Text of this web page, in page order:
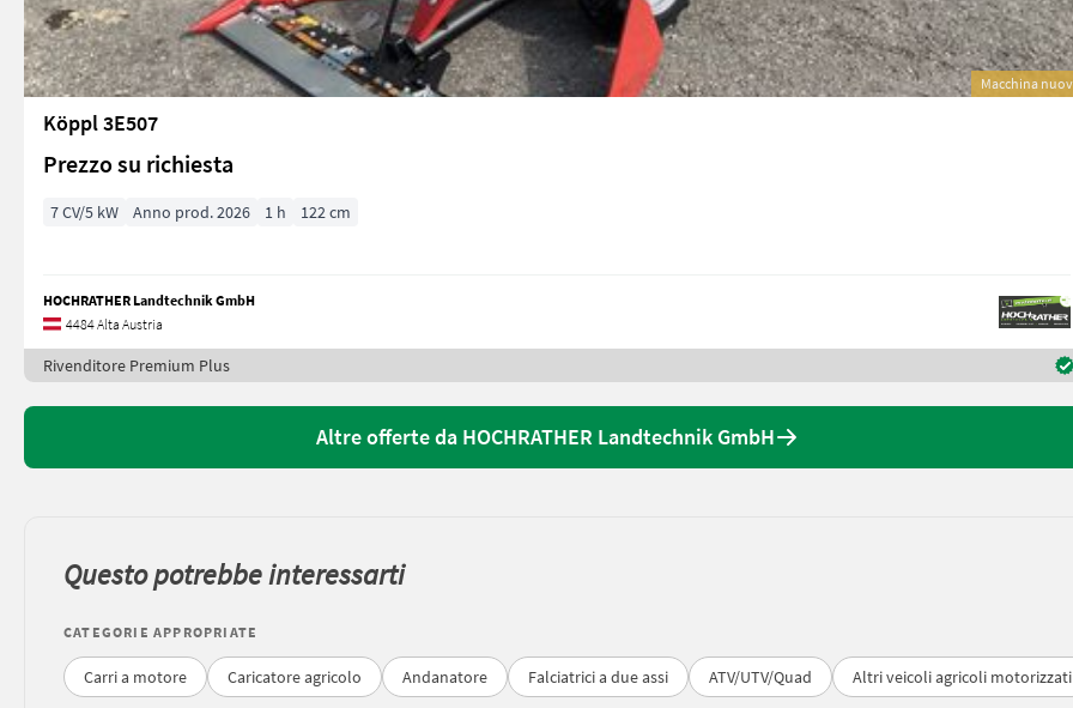
Macchina
Köppl 3E507
Prezzo su richiesta
7 CV/5 kW Anno prod. 2026 1 h 122 cm
HOCHRATHER Landtechnik GmbH
4484 Alta Austria
Rivenditore Premium Plus
Altre offerte da HOCHRATHER Landtechnik GmbH
Questo potrebbe interessarti
CATEGORIE APPROPRIATE
Carri a motore Caricatore agricolo Andanatore Falciatrici a due assi ATV/UTV/Quad Altri veicoli agricoli motorizzati